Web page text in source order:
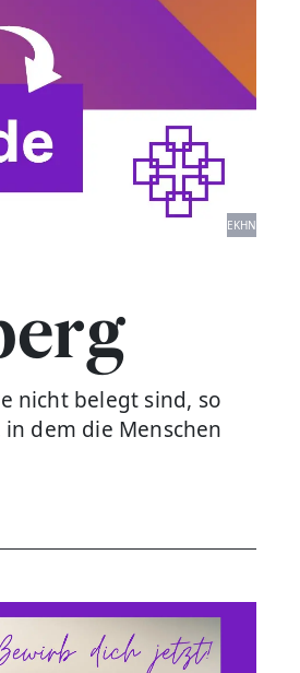
EKHN
nicht belegt sind, so
dem die Menschen